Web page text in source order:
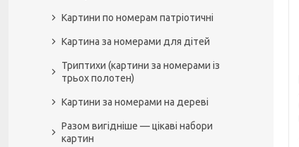
Картини по номерам патріотичні
Картина за номерами для дітей
Триптихи (картини за номерами із
трьох полотен)
Картини за номерами на дереві
Разом вигідніше — цікаві набори
картин